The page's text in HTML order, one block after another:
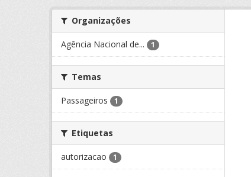
Organizações
Agência Nacional de... 1
Temas
Passageiros 1
Etiquetas
autorizacao 1